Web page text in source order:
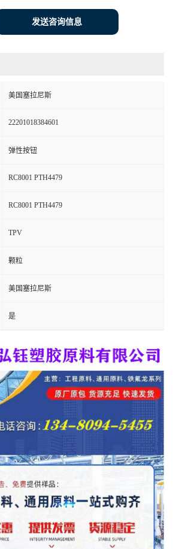
发送咨询信息
美国塞拉尼斯
22201018384601
弹性按钮
RC8001 PTH4479
RC8001 PTH4479
TPV
颗粒
美国塞拉尼斯
是